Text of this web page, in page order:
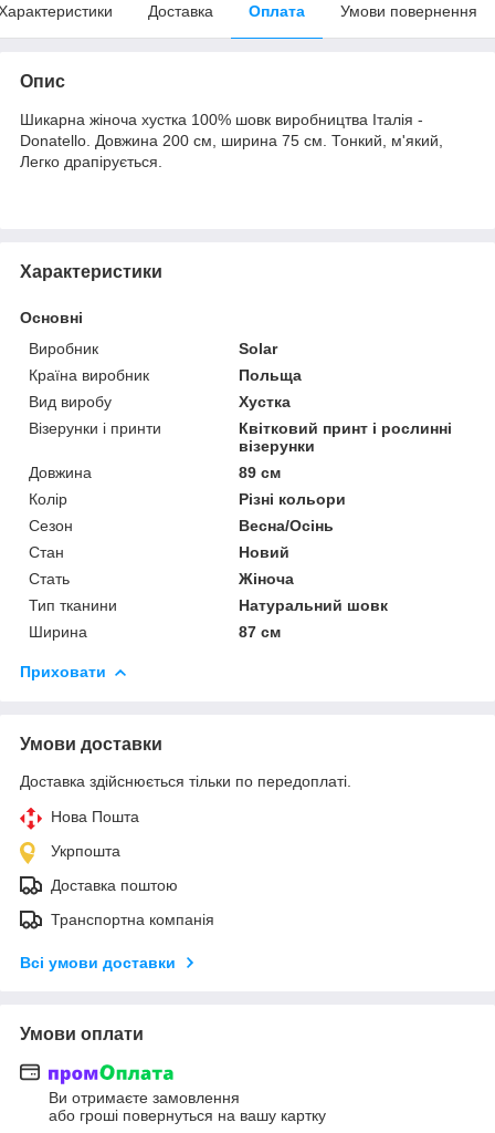
Доставка Оплата Умови повернення
Опис
Шикарна жіноча хустка 100% шовк виробництва Італія -
Donatello. Довжина 200 см, ширина 75 см. Тонкий, м'який,
Легко драпірується.
Характеристики
Основні
Виробник
Solar
Країна виробник
Польща
Вид виробу
Хустка
Візерунки і принти
Квітковий принт і рослинні
візерунки
Довжина
89 см
Колір
Різні кольори
Сезон
Весна/Осінь
Стан
Новий
Стать
Жіноча
Тип тканини
Натуральний шовк
Ширина
87 см
Приховати
Умови доставки
Доставка здійснюється тільки по передоплаті.
Нова Пошта
Укрпошта
Доставка поштою
Транспортна компанія
Всі умови доставки
Умови оплати
Ви отримаєте замовлення
або гроші повернуться на вашу картку